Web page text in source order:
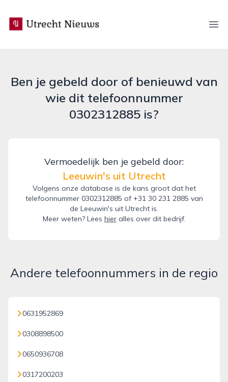
utrecht-nieuws.nl
Ben je gebeld door of benieuwd van
wie dit telefoonnummer
0302312885 is?
Vermoedelijk ben je gebeld door:
Leeuwin's uit Utrecht
Volgens onze database is de kans groot dat het
telefoonnummer 0302312885 of +31 30 231 2885 van
de Leeuwin's uit Utrecht is.
Meer weten? Lees hieralles over dit bedrijf.
Andere telefoonnummers in de regio
0631952869
0308898500
0650936708
0317200203